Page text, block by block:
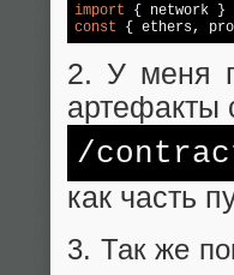
import { network }
const { ethers,
2. У меня
артефакты
/
как часть
3. Так же